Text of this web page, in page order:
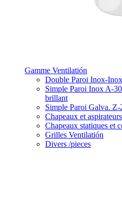
Gamme Ventilatión
Double Paroi Inox-
Simple Paroi Inox A-
brillant
Simple Paroi Galva. Z-
Chapeaux et
Chapeaux statiques et
Grilles Ventilatión
Divers /pieces